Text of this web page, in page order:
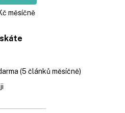
měsíčně
(5 článků měsíčně)